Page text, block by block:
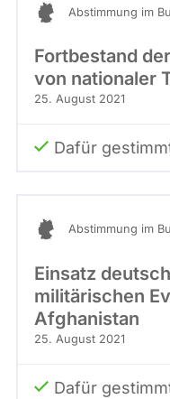
Abstimmung im
Fortbestand
von nationaler
25. August 2021
Dafür
Abstimmung im
Einsatz
militärischen
Afghanistan
25. August 2021
Dafür